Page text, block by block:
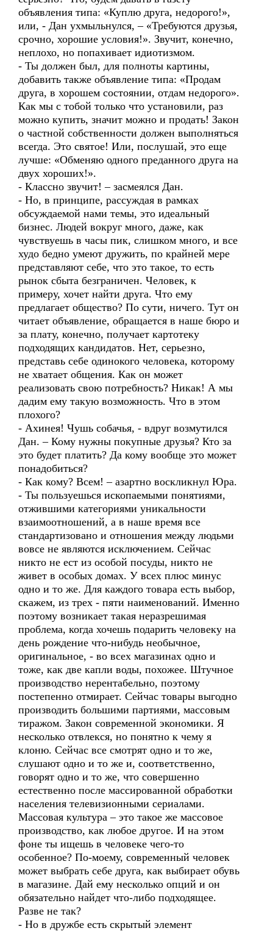
объявления типа: «Куплю друга, недорого!»,
или, - Дан ухмыльнулся, – «Требуются друзья,
срочно, хорошие условия!». Звучит, конечно,
неплохо, но попахивает идиотизмом.
- Ты должен был, для полноты картины,
добавить также объявление типа: «Продам
друга, в хорошем состоянии, отдам недорого».
Как мы с тобой только что установили, раз
можно купить, значит можно и продать! Закон
о частной собственности должен выполняться
всегда. Это святое! Или, послушай, это еще
лучше: «Обменяю одного преданного друга на
двух хороших!».
- Классно звучит! – засмеялся Дан.
- Но, в принципе, рассуждая в рамках
обсуждаемой нами темы, это идеальный
бизнес. Людей вокруг много, даже, как
чувствуешь в часы пик, слишком много, и все
худо бедно умеют дружить, по крайней мере
представляют себе, что это такое, то есть
рынок сбыта безграничен. Человек, к
примеру, хочет найти друга. Что ему
предлагает общество? По сути, ничего. Тут он
читает объявление, обращается в наше бюро и
за плату, конечно, получает картотеку
подходящих кандидатов. Нет, серьезно,
представь себе одинокого человека, которому
не хватает общения. Как он может
реализовать свою потребность? Никак! А мы
дадим ему такую возможность. Что в этом
плохого?
- Ахинея! Чушь собачья, - вдруг возмутился
Дан. – Кому нужны покупные друзья? Кто за
это будет платить? Да кому вообще это может
понадобиться?
- Как кому? Всем! – азартно воскликнул Юра.
- Ты пользуешься ископаемыми понятиями,
отжившими категориями уникальности
взаимоотношений, а в наше время все
стандартизовано и отношения между людьми
вовсе не являются исключением. Сейчас
никто не ест из особой посуды, никто не
живет в особых домах. У всех плюс минус
одно и то же. Для каждого товара есть выбор,
скажем, из трех - пяти наименований. Именно
поэтому возникает такая неразрешимая
проблема, когда хочешь подарить человеку на
день рождение что-нибудь необычное,
оригинальное, - во всех магазинах одно и
тоже, как две капли воды, похожее. Штучное
производство нерентабельно, поэтому
постепенно отмирает. Сейчас товары выгодно
производить большими партиями, массовым
тиражом. Закон современной экономики. Я
несколько отвлекся, но понятно к чему я
клоню. Сейчас все смотрят одно и то же,
слушают одно и то же и, соответственно,
говорят одно и то же, что совершенно
естественно после массированной обработки
населения телевизионными сериалами.
Массовая культура – это такое же массовое
производство, как любое другое. И на этом
фоне ты ищешь в человеке чего-то
особенное? По-моему, современный человек
может выбрать себе друга, как выбирает обувь
в магазине. Дай ему несколько опций и он
обязательно найдет что-либо подходящее.
Разве не так?
- Но в дружбе есть скрытый элемент